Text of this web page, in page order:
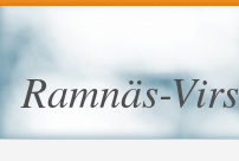
Ramnäs-